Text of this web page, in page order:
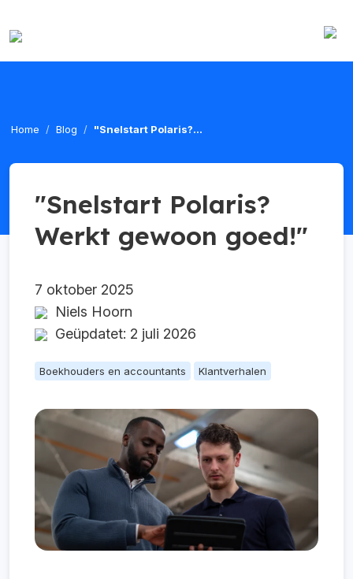
Home Blog "Snelstart Polaris?...
"Snelstart Polaris?
Werkt gewoon goed!"
7 oktober 2025
Niels Hoorn
Geüpdatet: 2 juli 2026
Boekhouders en accountants Klantverhalen